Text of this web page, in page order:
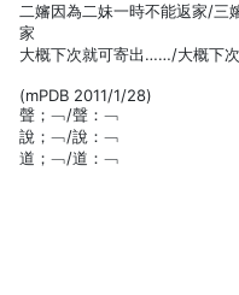
二嬸因為二妹一時不能返家/三
家
大概下次就可寄出……/大概下
(mPDB 2011/1/28)
聲；﹁/聲：﹁
說；﹁/說：﹁
道；﹁/道：﹁